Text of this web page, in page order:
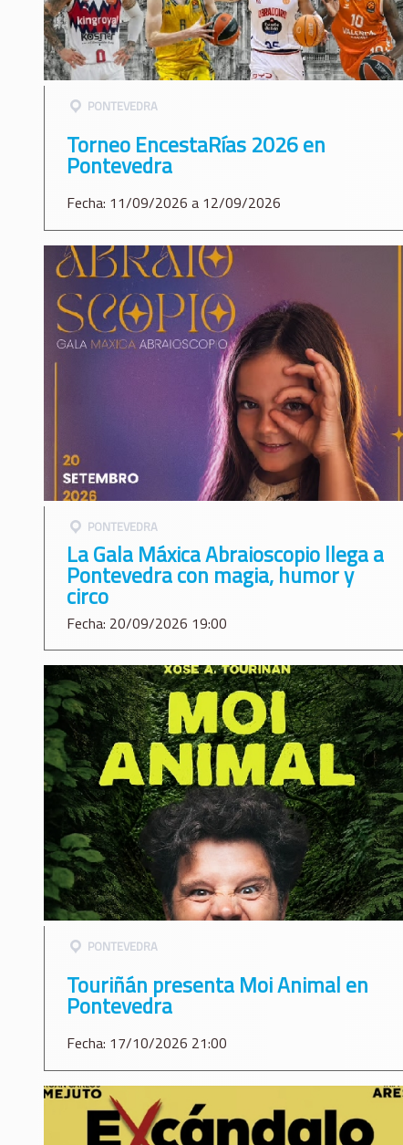
PONTEVEDRA
Torneo EncestaRías 2026 en
Pontevedra
Fecha: 11/09/2026 a 12/09/2026
PONTEVEDRA
La Gala Máxica Abraioscopio llega a
Pontevedra con magia, humor y
circo
Fecha: 20/09/2026 19:00
PONTEVEDRA
Touriñán presenta Moi Animal en
Pontevedra
Fecha: 17/10/2026 21:00